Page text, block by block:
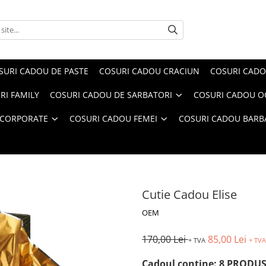
CADOU DE PASTE COSURI CADOU CRACIUN COSURI
FAMILY COSURI CADOU DE SARBATORI COSURI CADOU
COSURI CADOU FEMEI COSURI CADOU
Cutie Cadou Elise
OEM
170,00 Lei+ TVA 85,00 Lei + TVA